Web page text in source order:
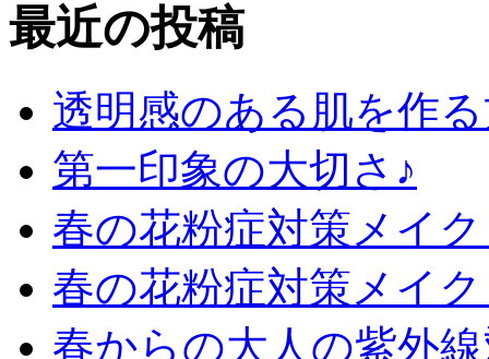
最近の投稿
透明感のある肌を作
第一印象の大切さ♪
春の花粉症対策メイク
春の花粉症対策メイ
春からの大人の紫外